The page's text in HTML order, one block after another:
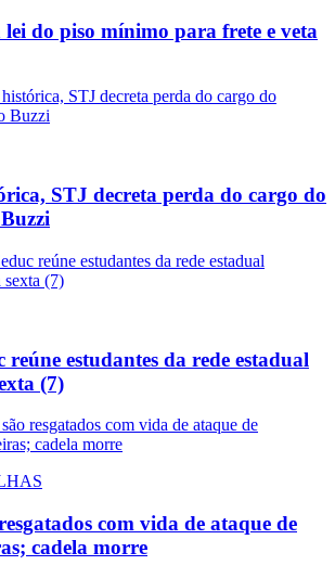
do piso mínimo para frete e veta
STJ decreta perda do cargo do
reúne estudantes da rede estadual
(7)
com vida de ataque de
cadela morre